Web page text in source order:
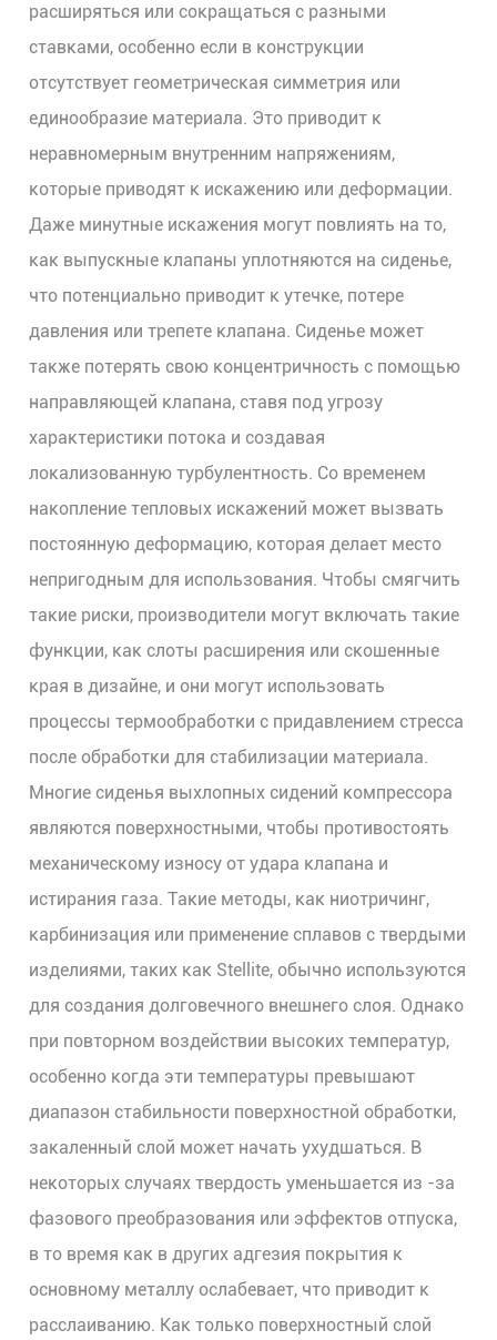
расширяться или сокращаться с разными
ставками, особенно если в конструкции
отсутствует геометрическая симметрия или
единообразие материала. Это приводит к
неравномерным внутренним напряжениям,
которые приводят к искажению или деформации.
Даже минутные искажения могут повлиять на то,
как выпускные клапаны уплотняются на сиденье,
что потенциально приводит к утечке, потере
давления или трепете клапана. Сиденье может
также потерять свою концентричность с помощью
направляющей клапана, ставя под угрозу
характеристики потока и создавая
локализованную турбулентность. Со временем
накопление тепловых искажений может вызвать
постоянную деформацию, которая делает место
непригодным для использования. Чтобы смягчить
такие риски, производители могут включать такие
функции, как слоты расширения или скошенные
края в дизайне, и они могут использовать
процессы термообработки с придавлением стресса
после обработки для стабилизации материала.
Многие сиденья выхлопных сидений компрессора
являются поверхностными, чтобы противостоять
механическому износу от удара клапана и
истирания газа. Такие методы, как ниотричинг,
карбинизация или применение сплавов с твердыми
изделиями, таких как Stellite, обычно используются
для создания долговечного внешнего слоя. Однако
при повторном воздействии высоких температур,
особенно когда эти температуры превышают
диапазон стабильности поверхностной обработки,
закаленный слой может начать ухудшаться. В
некоторых случаях твердость уменьшается из -за
фазового преобразования или эффектов отпуска,
в то время как в других адгезия покрытия к
основному металлу ослабевает, что приводит к
расслаиванию. Как только поверхностный слой